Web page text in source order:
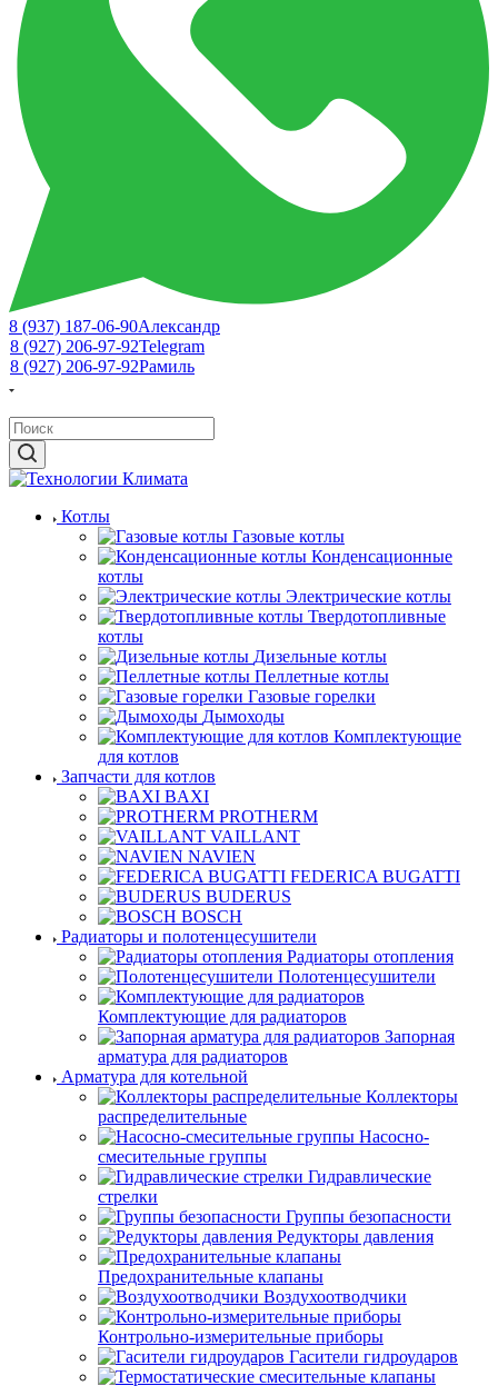
8 (937) 187-06-90Александр
8 (927) 206-97-92Telegram
8 (927) 206-97-92Рамиль
Котлы
Газовые котлы
Конденсационные
котлы
Электрические котлы
Твердотопливные
котлы
Дизельные котлы
Пеллетные котлы
Газовые горелки
Дымоходы
Комплектующие
для котлов
Запчасти для котлов
BAXI
PROTHERM
VAILLANT
NAVIEN
FEDERICA BUGATTI
BUDERUS
BOSCH
Радиаторы и полотенцесушители
Радиаторы отопления
Полотенцесушители
Комплектующие для радиаторов
Запорная
арматура для радиаторов
Арматура для котельной
Коллекторы
распределительные
Насосно-
смесительные группы
Гидравлические
стрелки
Группы безопасности
Редукторы давления
Предохранительные клапаны
Воздухоотводчики
Контрольно-измерительные приборы
Гасители гидроударов